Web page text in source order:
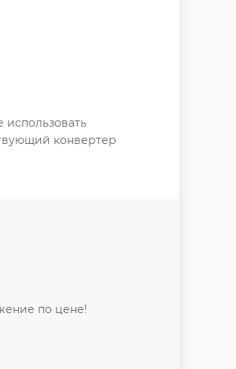
конвертер
по цене!